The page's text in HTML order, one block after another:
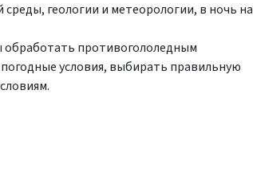
геологии и метеорологии, в ночь на
противогололедным
условия, выбирать правильную